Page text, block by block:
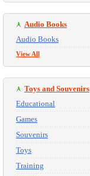
Audio Books
Audio Books
View All
Toys and Souvenirs
Educational
Games
Souvenirs
Toys
Training